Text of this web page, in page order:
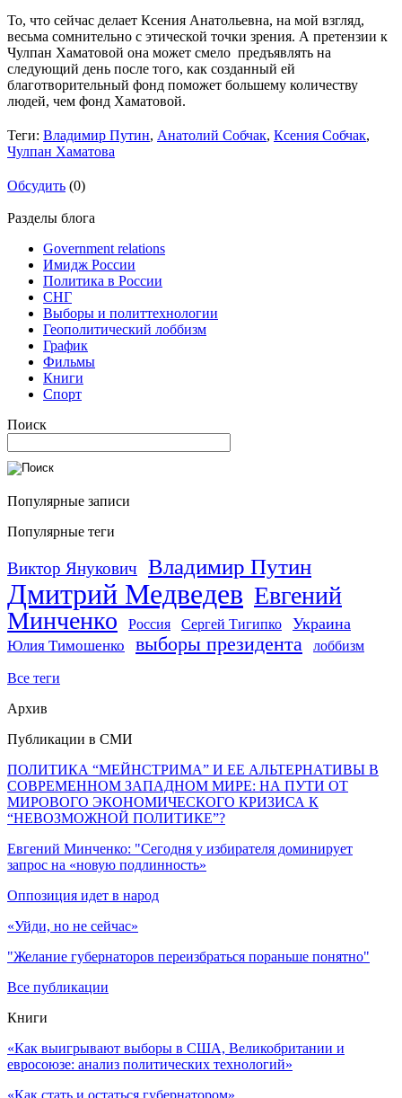
То, что сейчас делает Ксения Анатольевна, на мой взгляд,
весьма сомнительно с этической точки зрения. А претензии к
Чулпан Хаматовой она может смело предъявлять на
следующий день после того, как созданный ей
благотворительный фонд поможет большему количеству
людей, чем фонд Хаматовой.
Теги: Владимир Путин, Анатолий Собчак, Ксения Собчак,
Чулпан Хаматова
Обсудить (0)
Разделы блога
Government relations
Имидж России
Политика в России
СНГ
Выборы и политтехнологии
Геополитический лоббизм
График
Фильмы
Книги
Спорт
Поиск
Популярные записи
Популярные теги
Виктор Янукович Владимир Путин
Дмитрий Медведев Евгений
Минченко
Россия Сергей Тигипко Украина
Юлия Тимошенко выборы президента лоббизм
Все теги
Архив
Публикации в СМИ
ПОЛИТИКА “МЕЙНСТРИМА” И ЕЕ АЛЬТЕРНАТИВЫ В
СОВРЕМЕННОМ ЗАПАДНОМ МИРЕ: НА ПУТИ ОТ
МИРОВОГО ЭКОНОМИЧЕСКОГО КРИЗИСА К
“НЕВОЗМОЖНОЙ ПОЛИТИКЕ”?
Евгений Минченко: "Сегодня у избирателя доминирует
запрос на «новую подлинность»
Оппозиция идет в народ
«Уйди, но не сейчас»
"Желание губернаторов переизбраться пораньше понятно"
Все публикации
Книги
«Как выигрывают выборы в США, Великобритании и
евросоюзе: анализ политических технологий»
«Как стать и остаться губернатором»